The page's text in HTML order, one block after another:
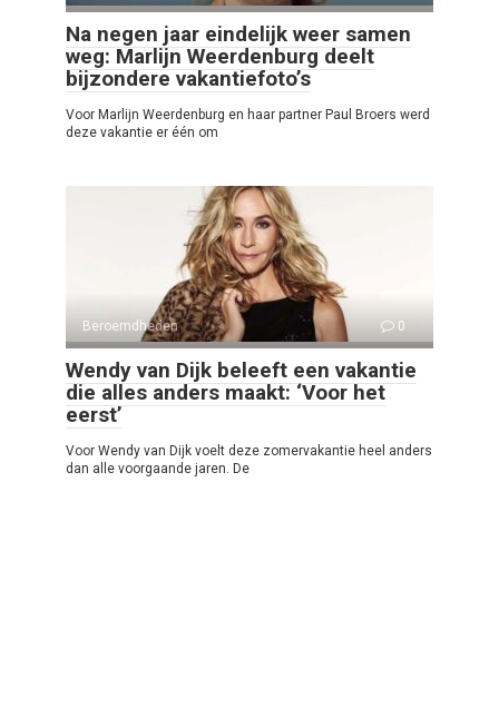
Na negen jaar eindelijk weer samen
weg: Marlijn Weerdenburg deelt
bijzondere vakantiefoto’s
Voor Marlijn Weerdenburg en haar partner Paul Broers werd
deze vakantie er één om
Beroemdheden 0
Wendy van Dijk beleeft een vakantie
die alles anders maakt: ‘Voor het
eerst’
Voor Wendy van Dijk voelt deze zomervakantie heel anders
dan alle voorgaande jaren. De